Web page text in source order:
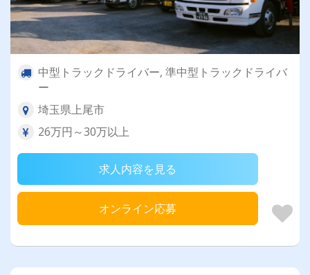
中型トラックドライバー, 準中型トラックドライバ
ー
埼玉県上尾市
26万円～30万以上
求人内容を見る
オンライン応募